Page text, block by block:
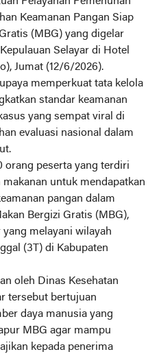
Keamanan Pangan Siap
(MBG) yang digelar
Selayar di Hotel
Jumat (12/6/2026).
memperkuat tata kelola
standar keamanan
yang sempat viral di
evaluasi nasional dalam
orang peserta yang terdiri
untuk mendapatkan
pangan dalam
Bergizi Gratis (MBG),
melayani wilayah
(3T) di Kabupaten
oleh Dinas Kesehatan
tersebut bertujuan
daya manusia yang
MBG agar mampu
kepada penerima